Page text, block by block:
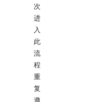
次
进
入
此
流
程
重
复
邀